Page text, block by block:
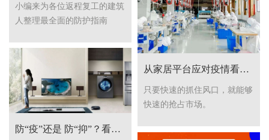
小编来为各位返程复工的建筑
人整理最全面的防护指南
从家居平台应对疫情看经销商如何逆势“自救”！
只要快速的抓住风口，就能够
快速的抢占市场。​
防“疫”还是 防“抑”？看智能家居见招拆招！